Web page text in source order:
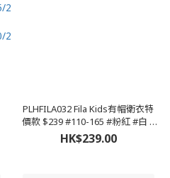
PLHFILA032 Fila Kids有帽衛衣特
價款 $239 #110-165 #粉紅 #白 #
藍 🚚運費到付/門市自取/無折/
HK$239.00